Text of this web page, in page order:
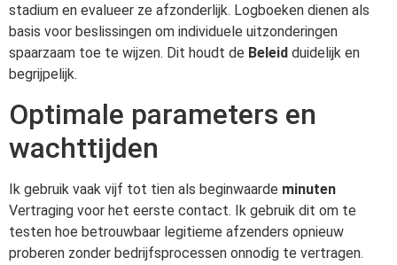
stadium en evalueer ze afzonderlijk. Logboeken dienen als
basis voor beslissingen om individuele uitzonderingen
spaarzaam toe te wijzen. Dit houdt de Beleid duidelijk en
begrijpelijk.
Optimale parameters en
wachttijden
Ik gebruik vaak vijf tot tien als beginwaarde minuten
Vertraging voor het eerste contact. Ik gebruik dit om te
testen hoe betrouwbaar legitieme afzenders opnieuw
proberen zonder bedrijfsprocessen onnodig te vertragen.